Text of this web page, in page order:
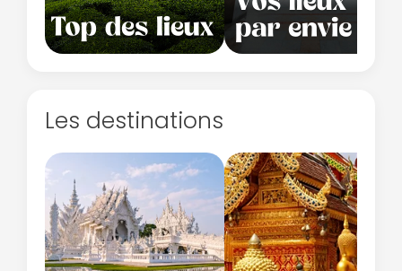
Les destinations